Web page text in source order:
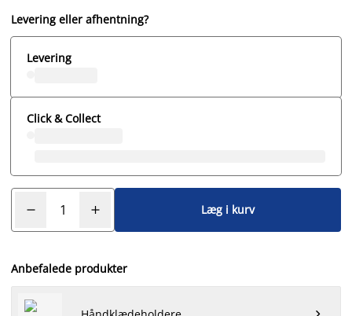
Levering eller afhentning?
Levering
Click & Collect
Læg i kurv
Anbefalede produkter